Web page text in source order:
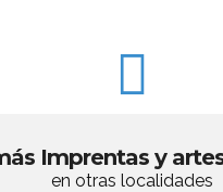
Imprentas y
en otras localidades